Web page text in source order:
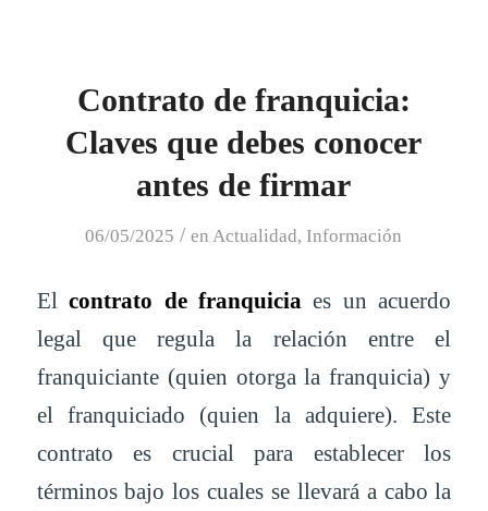
Contrato de franquicia:
Claves que debes conocer
antes de firmar
06/05/2025 / en Actualidad, Información
Elcontrato de franquicia es un acuerdo
legal que regula la relación entre el
franquiciante (quien otorga la franquicia) y
el franquiciado (quien la adquiere). Este
contrato es crucial para establecer los
términos bajo los cuales se llevará a cabo la